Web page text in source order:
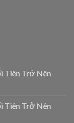
Tiên Trở Nên
Tiên Trở Nên